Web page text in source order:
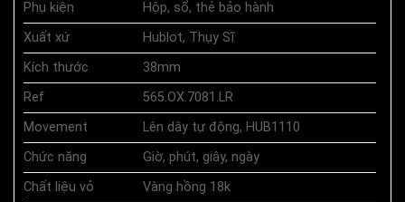
Phụ kiện
Hộp, sổ, thẻ bảo hành
Xuất xứ
Hublot, Thụy Sĩ
Kích thước
38mm
Ref
565.OX.7081.LR
Movement
Lên dây tự động, HUB1110
Chức năng
Giờ, phút, giây, ngày
Chất liệu vỏ
Vàng hồng 18k